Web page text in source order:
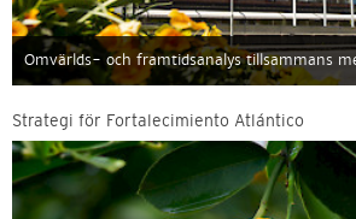
Omvärlds- och framtidsanalys tillsammans
Strategi för Fortalecimiento Atlántico